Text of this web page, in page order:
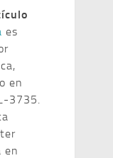
es
en
3735.
en